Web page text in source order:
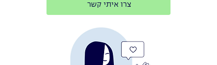
צרו איתי קשר